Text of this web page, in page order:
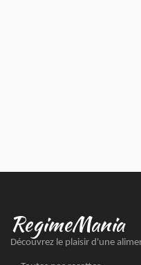
RegimeMania
Découvrez le plaisir d'une